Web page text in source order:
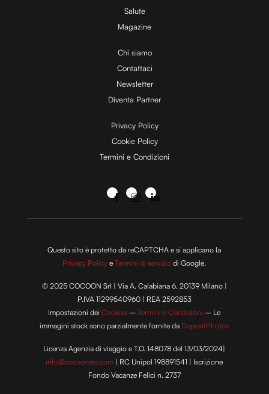
Salute
Magazine
Chi siamo
Contattaci
Newsletter
Diventa Partner
Privacy Policy
Cookie Policy
Termini e Condizioni
Questo sito è protetto da reCAPTCHA e si applicano la
Privacy Policy eTermini di servizio di Google.
© 2025 COCOON Srl | Via A. Calabiana 6, 20139 Milano |
P.IVA 11299540960 | REA 2592853
Impostazioni deiCookies –Termini e Condizioni – Le
immagini stock sono parzialmente fornite da DepositPhotos
Licenza Agenzia di viaggio e T.O. 148078 del 13/03/2024|
info@cocooners.com | RC Unipol 198891541 | Iscrizione
Fondo Vacanze Felici n. 2737